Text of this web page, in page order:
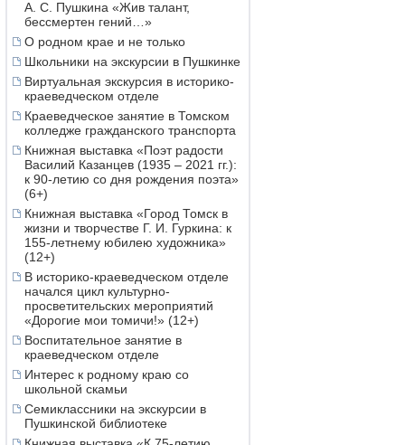
А. С. Пушкина «Жив талант,
бессмертен гений…»
О родном крае и не только
Школьники на экскурсии в Пушкинке
Виртуальная экскурсия в историко-
краеведческом отделе
Краеведческое занятие в Томском
колледже гражданского транспорта
Книжная выставка «Поэт радости
Василий Казанцев (1935 – 2021 гг.):
к 90-летию со дня рождения поэта»
(6+)
Книжная выставка «Город Томск в
жизни и творчестве Г. И. Гуркина: к
155-летнему юбилею художника»
(12+)
В историко-краеведческом отделе
начался цикл культурно-
просветительских мероприятий
«Дорогие мои томичи!» (12+)
Воспитательное занятие в
краеведческом отделе
Интерес к родному краю со
школьной скамьи
Семиклассники на экскурсии в
Пушкинской библиотеке